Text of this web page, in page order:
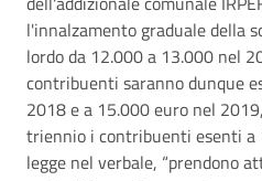
l'innalzamento graduale della
lordo da 12.000 a 13.000 nel
contribuenti saranno dunque
2018 e a 15.000 euro nel
triennio i contribuenti esenti a
legge nel verbale, “prendono